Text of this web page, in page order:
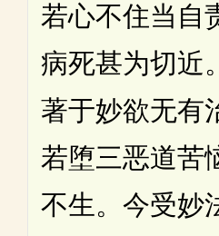
若心不住当自
病死甚为切近
著于妙欲无有
若堕三恶道苦
不生。今受妙